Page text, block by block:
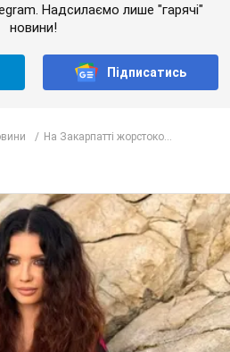
Надсилаємо лише "гарячі"
новини!
Підписатись
На Закарпатті жорстоко...